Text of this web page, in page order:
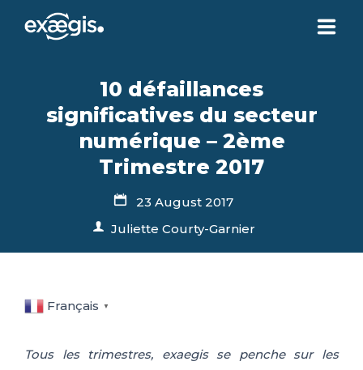
10 défaillances
significatives du secteur
numérique – 2ème
Trimestre 2017
23 August 2017
Juliette Courty-Garnier
Français ▼
Tous les trimestres, exaegis se penche sur les